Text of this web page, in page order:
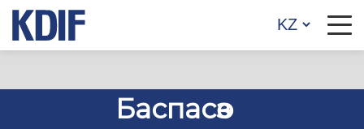
Баспасөз